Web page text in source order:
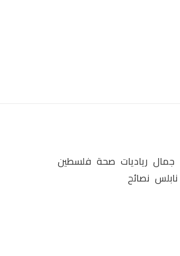
جمال رياديات صحة فلسطين
نابلس نصائح